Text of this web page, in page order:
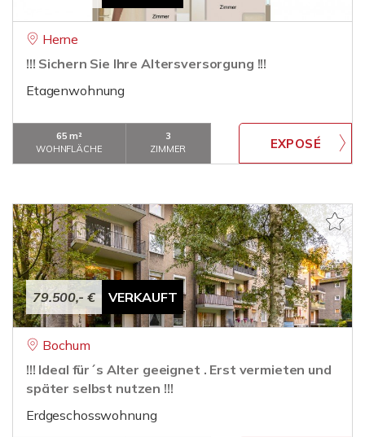
Herne
!!! Sichern Sie Ihre Altersversorgung !!!
Etagenwohnung
65 m²
WOHNFLÄCHE
3
ZIMMER
79.500,- € VERKAUFT
Bochum
!!! Ideal für´s Alter geeignet . Erst vermieten und
später selbst nutzen !!!
Erdgeschosswohnung